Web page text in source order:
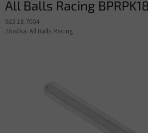
All Balls Racing
923.18.7004
Značka: All Balls Racing